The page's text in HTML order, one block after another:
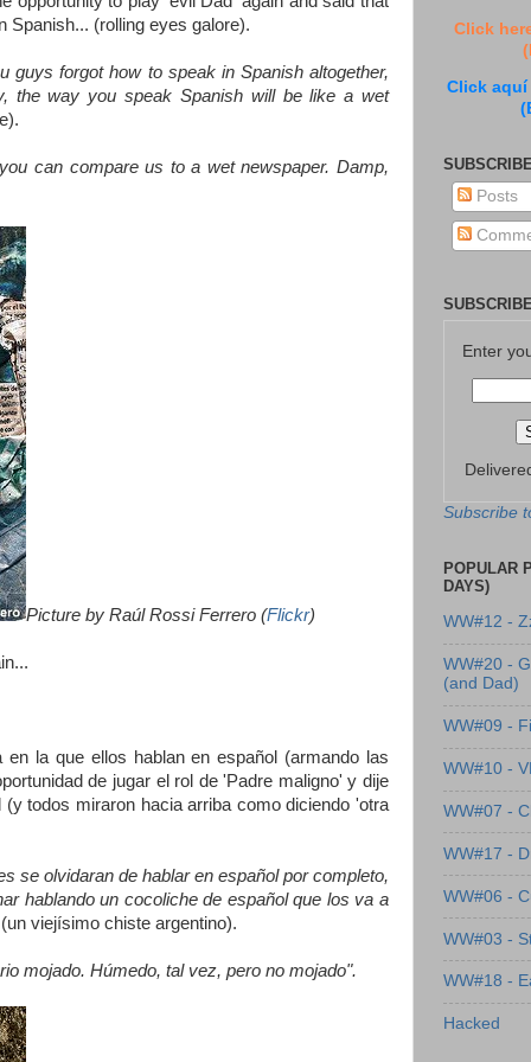
Spanish... (rolling eyes galore).
guys forgot how to speak in Spanish altogether,
the way you speak Spanish will be like a wet
can compare us to a wet newspaper. Damp,
Picture by Raúl Rossi Ferrero (Flickr)
la que ellos hablan en español (armando las
de jugar el rol de 'Padre maligno' y dije
todos miraron hacia arriba como diciendo 'otra
se olvidaran de hablar en español por completo,
hablando un cocoliche de español que los va a
(un viejísimo chiste argentino).
mojado. Húmedo, tal vez, pero no mojado".
Click
Click aquí
Posts
Enter
Subscribe
POPULAR
DAYS)
WW#12 -
WW#20 -
(and Dad)
WW#09 -
WW#10 -
WW#07 -
WW#17 -
WW#06 -
WW#03 -
WW#18 -
Hacked